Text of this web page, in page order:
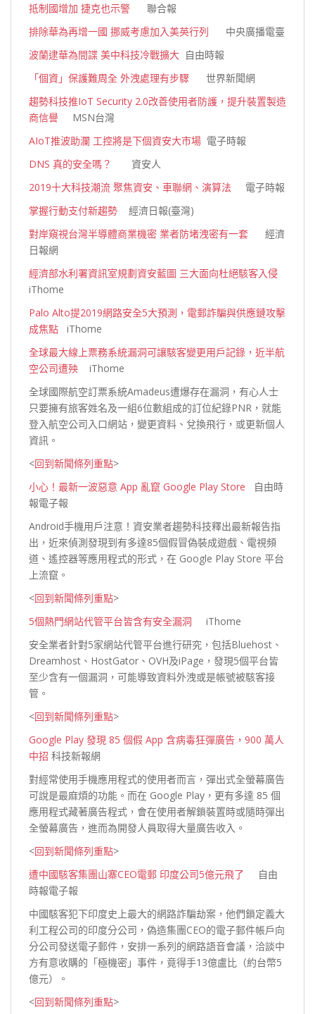
抵制國增加 捷克也示警 聯合報
排除華為再增一國 挪威考慮加入美英行列 中央廣播電臺
波蘭逮華為間諜 美中科技冷戰擴大 自由時報
「個資」保護難周全 外洩處理有步驟 世界新聞網
趨勢科技推IoT Security 2.0改善使用者防護，提升裝置製造
商信譽 MSN台灣
AIoT推波助瀾 工控將是下個資安大市場 電子時報
DNS 真的安全嗎？
資安人
2019十大科技潮流 聚焦資安、車聯網、演算法 電子時報
掌握行動支付新趨勢 經濟日報(臺灣)
對岸窺視台灣半導體商業機密 業者防堵洩密有一套 經濟
日報網
經濟部水利署資訊室規劃資安藍圖 三大面向杜絕駭客入侵
iThome
Palo Alto提2019網路安全5大預測，電郵詐騙與供應鏈攻擊
成焦點 iThome
全球最大線上票務系統漏洞可讓駭客變更用戶記錄，近半航
空公司遭殃 iThome
全球國際航空訂票系統Amadeus遭爆存在漏洞，有心人士
只要擁有旅客姓名及一組6位數組成的訂位紀錄PNR，就能
登入航空公司入口網站，變更資料、兌換飛行，或更新個人
資訊。
<回到新聞條列重點>
小心！最新一波惡意 App 亂竄 Google Play Store 自由時
報電子報
Android手機用戶注意！資安業者趨勢科技釋出最新報告指
出，近來偵測發現到有多達85個假冒偽裝成遊戲、電視頻
道、遙控器等應用程式的形式，在 Google Play Store 平台
上流竄。
<回到新聞條列重點>
5個熱門網站代管平台皆含有安全漏洞 iThome
安全業者針對5家網站代管平台進行研究，包括Bluehost、
Dreamhost、HostGator、OVH及iPage，發現5個平台皆
至少含有一個漏洞，可能導致資料外洩或是帳號被駭客接
管。
<回到新聞條列重點>
Google Play 發現 85 個假 App 含病毒狂彈廣告，900 萬人
中招 科技新報網
對經常使用手機應用程式的使用者而言，彈出式全螢幕廣告
可說是最麻煩的功能。而在 Google Play，更有多達 85 個
應用程式藏著廣告程式，會在使用者解鎖裝置時或隨時彈出
全螢幕廣告，進而為開發人員取得大量廣告收入。
<回到新聞條列重點>
遭中國駭客集團山寨CEO電郵 印度公司5億元飛了 自由
時報電子報
中國駭客犯下印度史上最大的網路詐騙劫案，他們鎖定義大
利工程公司的印度分公司，偽造集團CEO的電子郵件帳戶向
分公司發送電子郵件，安排一系列的網路語音會議，洽談中
方有意收購的「極機密」事件，竟得手13億盧比（約台幣5
億元）。
<回到新聞條列重點>